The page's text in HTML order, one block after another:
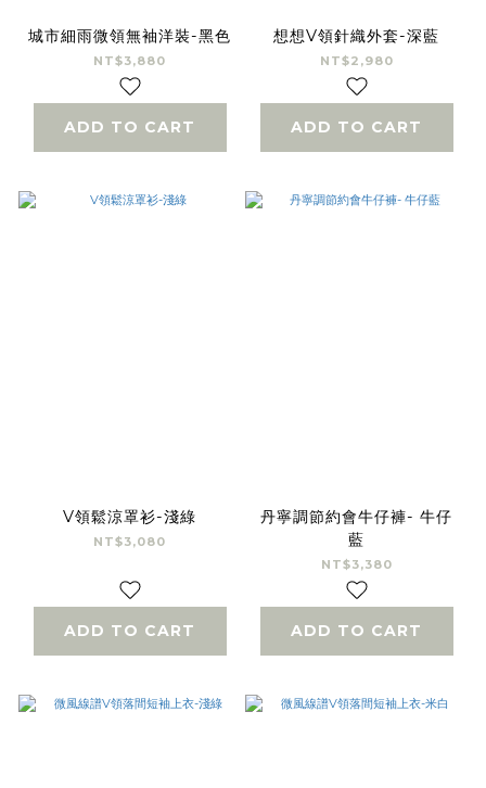
城市細雨微領無袖洋裝-黑色
NT$3,880
ADD TO CART
想想V領針織外套-深藍
NT$2,980
ADD TO CART
V領鬆涼罩衫-淺綠
NT$3,080
ADD TO CART
丹寧調節約會牛仔褲- 牛仔
藍
NT$3,380
ADD TO CART